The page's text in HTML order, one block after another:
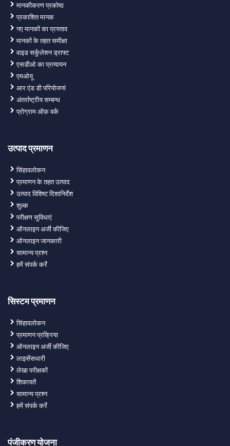
मानकीकरण प्रकोष्ठ
प्रकाशित मानक
नए मानकों का प्रस्ताव
मानकों के तहत समीक्षा
वाइड सर्कुलेशन ड्राफ्ट
एसडीओ का प्रत्यायन
एमओयू
आर एंड डी परियोजनां
अंतर्राष्ट्रीय सम्बन्ध
प्रोग्राम ऑफ़ वर्क
उत्पाद प्रमाणन
सिंहावलोकन
प्रमाणन के तहत उत्पाद
उत्पाद विशिष्ट दिशानिर्देश
शुल्क
परीक्षण सुविधाएं
ऑनलाइन अर्जी कीजिए
ऑनलाइन जानकारी
सामान्य प्रश्न
हमें संपर्क करेंं
सिस्टम प्रमाणन
सिंहावलोकन
प्रमाणन प्रक्रिया
ऑनलाइन अर्जी कीजिए
लाइसेंसधारी
लेखा परीक्षकों
शिकायतें
सामान्य प्रश्न
हमें संपर्क करेंं
पंजीकरण योजना